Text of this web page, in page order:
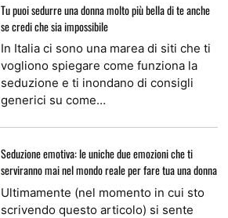
Tu puoi sedurre una donna molto più bella di te anche
se credi che sia impossibile
In Italia ci sono una marea di siti che ti
vogliono spiegare come funziona la
seduzione e ti inondano di consigli
generici su come…
Seduzione emotiva: le uniche due emozioni che ti
serviranno mai nel mondo reale per fare tua una donna
Ultimamente (nel momento in cui sto
scrivendo questo articolo) si sente